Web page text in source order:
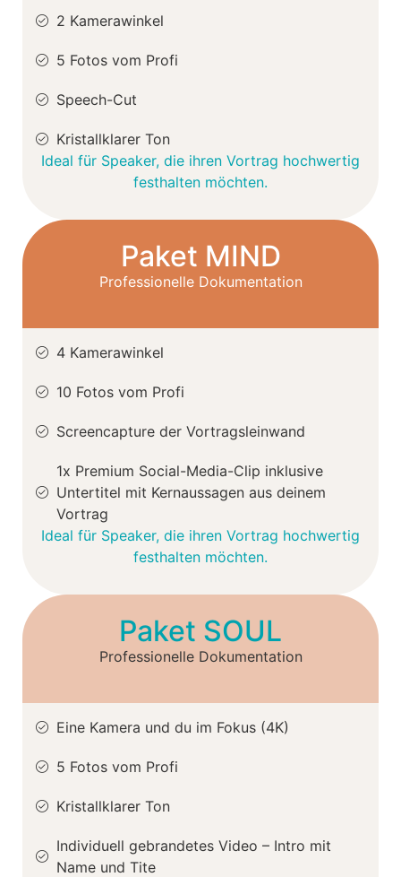
2 Kamerawinkel
5 Fotos vom Profi
Speech-Cut
Kristallklarer Ton
Ideal für Speaker, die ihren Vortrag hochwertig
festhalten möchten.
Paket MIND
Professionelle Dokumentation
4 Kamerawinkel
10 Fotos vom Profi
Screencapture der Vortragsleinwand
1x Premium Social-Media-Clip inklusive
Untertitel mit Kernaussagen aus deinem
Vortrag
Ideal für Speaker, die ihren Vortrag hochwertig
festhalten möchten.
Paket SOUL
Professionelle Dokumentation
Eine Kamera und du im Fokus (4K)
5 Fotos vom Profi
Kristallklarer Ton
Individuell gebrandetes Video – Intro mit
Name und Tite